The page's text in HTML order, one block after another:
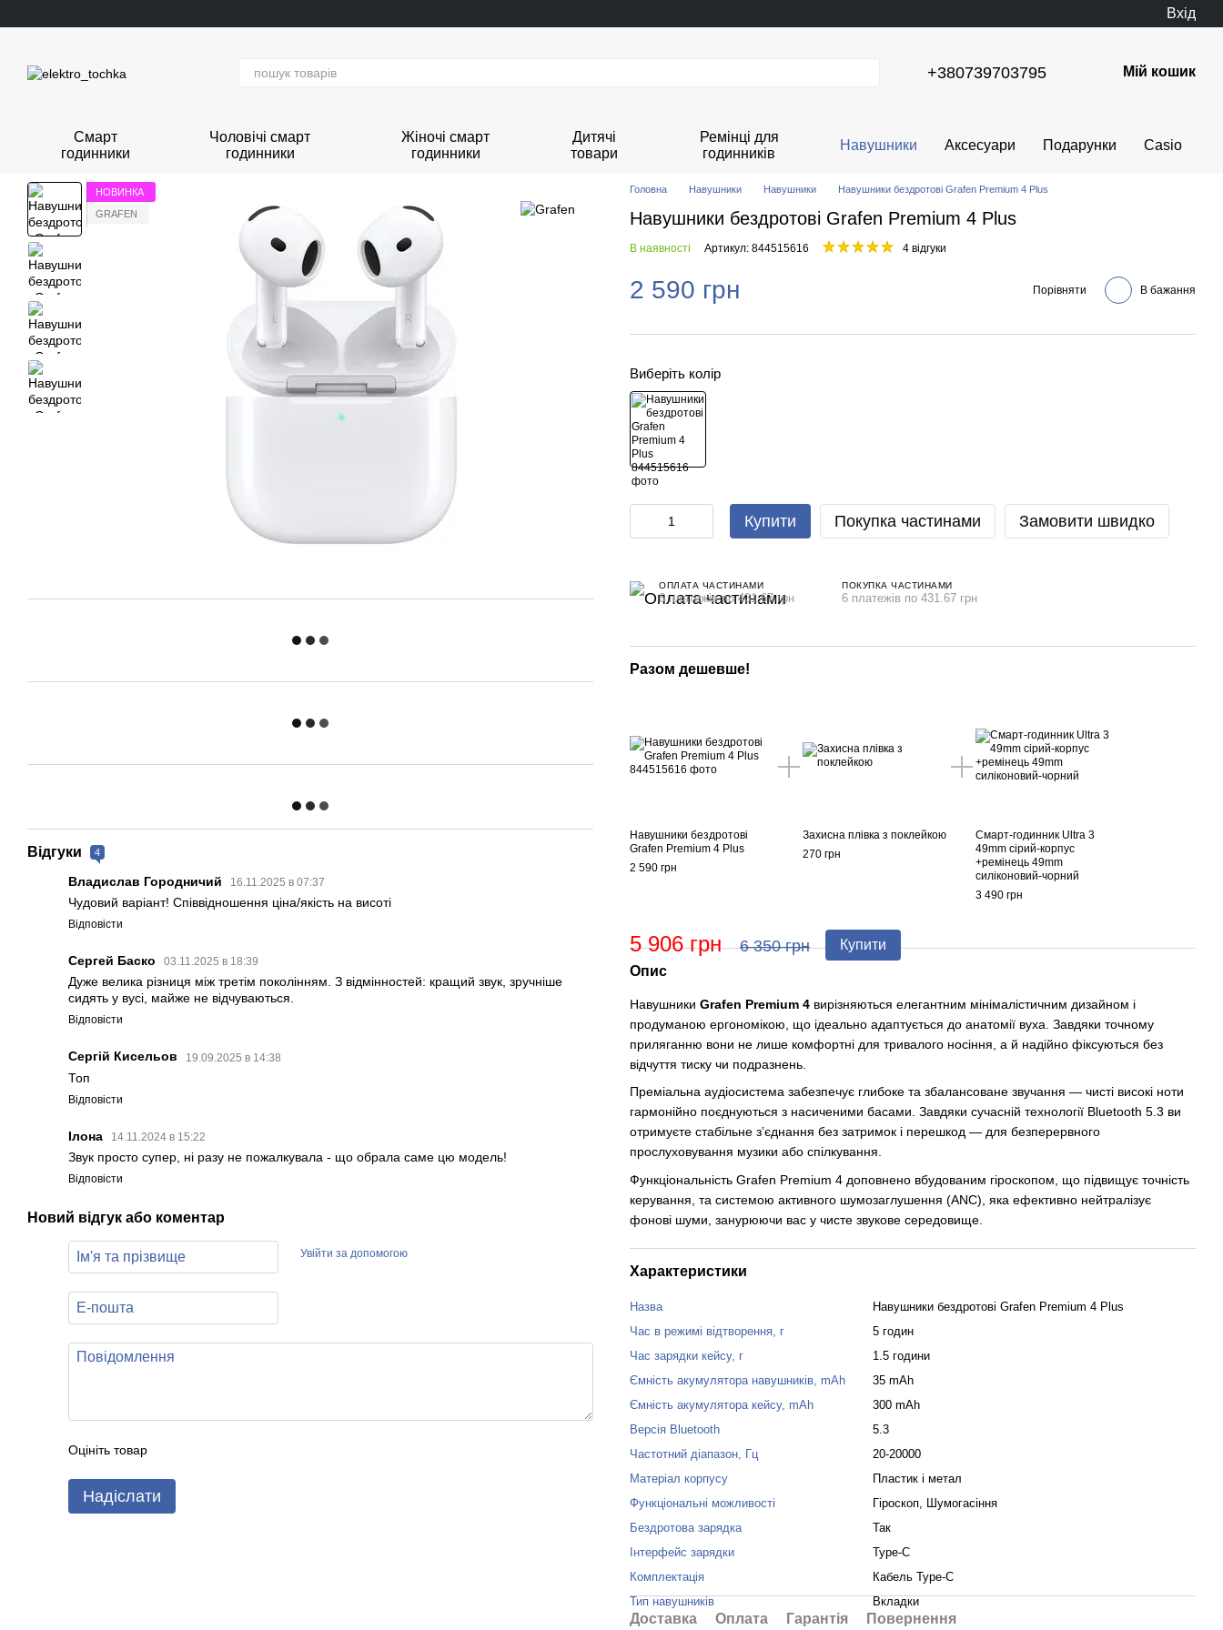
Вхід
+380739703795 Мій кошик
Смарт
годинники
Чоловічі смарт
годинники
Жіночі смарт
годинники
Дитячі
товари
Ремінці для
годинників
Навушники Аксесуари Подарунки Casio
НОВИНКА
GRAFEN
Відгуки 4
Владислав Городничий 16.11.2025 в 07:37
Чудовий варіант! Співвідношення ціна/якість на висоті
Відповісти
Сергей Баско 03.11.2025 в 18:39
Дуже велика різниця між третім поколінням. З відмінностей: кращий звук, зручніше
сидять у вусі, майже не відчуваються.
Відповісти
Сергій Кисельов 19.09.2025 в 14:38
Топ
Відповісти
Ілона 14.11.2024 в 15:22
Звук просто супер, ні разу не пожалкувала - що обрала саме цю модель!
Відповісти
Новий відгук або коментар
Увійти за допомогою
Оцініть товар
Надіслати
Головна Навушники Навушники Навушники бездротові Grafen Premium 4 Plus
Навушники бездротові Grafen Premium 4 Plus
В наявності Артикул: 844515616 4 відгуки
2 590 грн Порівняти В бажання
Виберіть колір
Купити Покупка частинами Замовити швидко
ОПЛАТА ЧАСТИНАМИ
6 платежів по 431.67 грн
ПОКУПКА ЧАСТИНАМИ
6 платежів по 431.67 грн
Разом дешевше!
Навушники бездротові
Grafen Premium 4 Plus
2 590 грн
Захисна плівка з поклейкою
270 грн
Смарт-годинник Ultra 3
49mm сірий-корпус
+ремінець 49mm
силіконовий-чорний
3 490 грн
5 906 грн 6 350 грн
Купити
Опис
Навушники Grafen Premium 4 вирізняються елегантним мінімалістичним дизайном і
продуманою ергономікою, що ідеально адаптується до анатомії вуха. Завдяки точному
приляганню вони не лише комфортні для тривалого носіння, а й надійно фіксуються без
відчуття тиску чи подразнень.
Преміальна аудіосистема забезпечує глибоке та збалансоване звучання — чисті високі ноти
гармонійно поєднуються з насиченими басами. Завдяки сучасній технології Bluetooth 5.3 ви
отримуєте стабільне з’єднання без затримок і перешкод — для безперервного
прослуховування музики або спілкування.
Функціональність Grafen Premium 4 доповнено вбудованим гіроскопом, що підвищує точність
керування, та системою активного шумозаглушення (ANC), яка ефективно нейтралізує
фонові шуми, занурюючи вас у чисте звукове середовище.
Характеристики
Назва
Навушники бездротові Grafen Premium 4 Plus
Час в режимі відтворення, г
5 годин
Час зарядки кейсу, г
1.5 години
Ємність акумулятора навушників, mAh
35 mAh
Ємність акумулятора кейсу, mAh
300 mAh
Версія Bluetooth
5.3
Частотний діапазон, Гц
20-20000
Матеріал корпусу
Пластик і метал
Функціональні можливості
Гіроскоп, Шумогасіння
Бездротова зарядка
Так
Інтерфейс зарядки
Type-C
Комплектація
Кабель Type-C
Тип навушників
Вкладки
Доставка Оплата Гарантія Повернення